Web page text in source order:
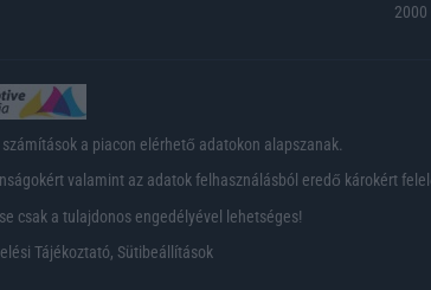
a piacon elérhető adatokon alapszanak.
valamint az adatok felhasználásból eredő károkért
csak a tulajdonos engedélyével lehetséges!
Tájékoztató, Sütibeállítások